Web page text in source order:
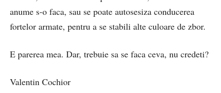
anume s-o faca, sau se poate autosesiza conducerea
fortelor armate, pentru a se stabili alte culoare de zbor.
E parerea mea. Dar, trebuie sa se faca ceva, nu credeti?
Valentin Cochior